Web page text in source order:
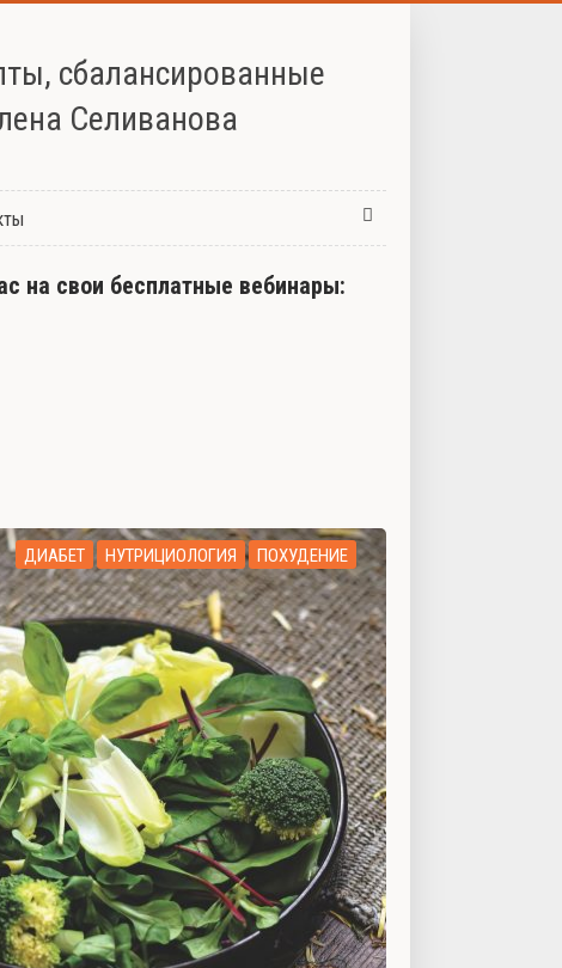
сбалансированные
Селиванова
на свои бесплатные вебинары:
ДИАБЕТ НУТРИЦИОЛОГИЯ ПОХУДЕНИЕ